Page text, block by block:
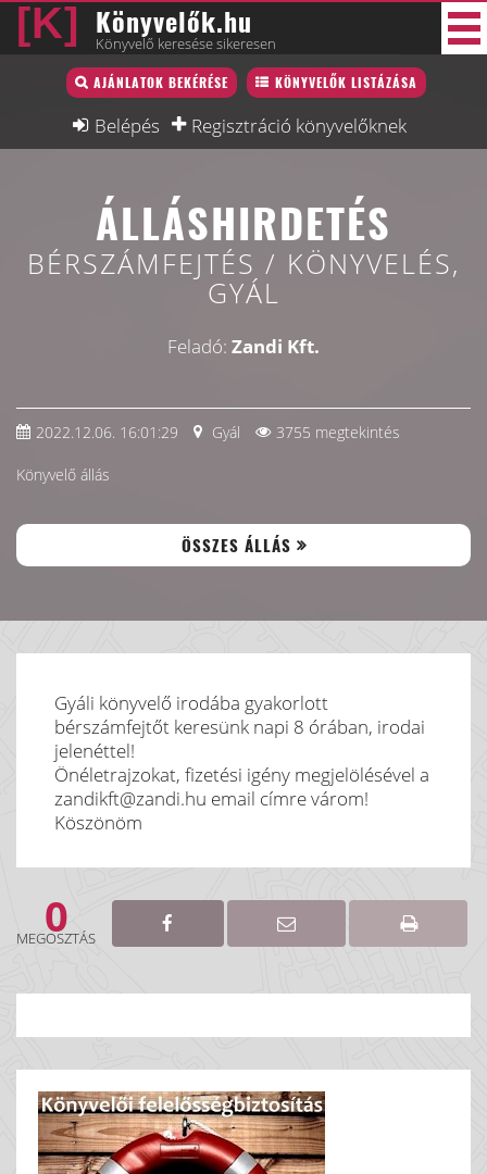
Könyvelők.hu
Könyvelő keresése sikeresen
AJÁNLATOK BEKÉRÉSE KÖNYVELŐK LISTÁZÁSA
Belépés Regisztráció könyvelőknek
Könyvelő lista
Könyvelési munkák
Blog
ÁLLÁSHIRDETÉS
BÉRSZÁMFEJTÉS / KÖNYVELÉS,
GYÁL
Feladó: Zandi Kft.
2022.12.06. 16:01:29 Gyál 3755 megtekintés
Könyvelő állás
ÖSSZES ÁLLÁS
Gyáli könyvelő irodába gyakorlott
bérszámfejtőt keresünk napi 8 órában, irodai
jelenéttel!
Önéletrajzokat, fizetési igény megjelölésével a
zandikft@zandi.hu email címre várom!
Köszönöm
0
MEGOSZTÁS